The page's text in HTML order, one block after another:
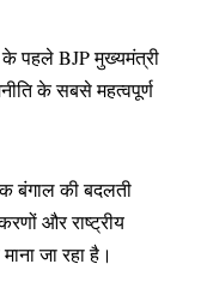
के पहले BJP मुख्यमंत्री
के सबसे महत्वपूर्ण
बंगाल की बदलती
और राष्ट्रीय
जा रहा है।